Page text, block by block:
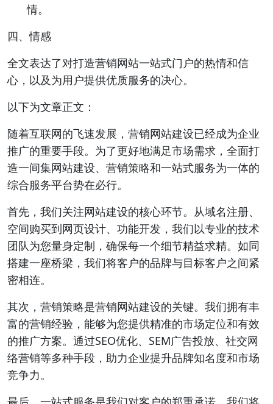
情。
四、情感
全文表达了对打造营销网站一站式门户的热情和信
心，以及为用户提供优质服务的决心。
以下为文章正文：
随着互联网的飞速发展，营销网站建设已经成为企业
推广的重要手段。为了更好地满足市场需求，全面打
造一间集网站建设、营销策略和一站式服务为一体的
综合服务平台势在必行。
首先，我们关注网站建设的核心环节。从域名注册、
空间购买到网页设计、功能开发，我们以专业的技术
团队为您量身定制，确保每一个细节精益求精。如同
搭建一座桥梁，我们将客户的品牌与目标客户之间紧
密相连。
其次，营销策略是营销网站建设的关键。我们拥有丰
富的营销经验，能够为您提供精准的市场定位和有效
的推广方案。通过SEO优化、SEM广告投放、社交网
络营销等多种手段，助力企业提升品牌知名度和市场
竞争力。